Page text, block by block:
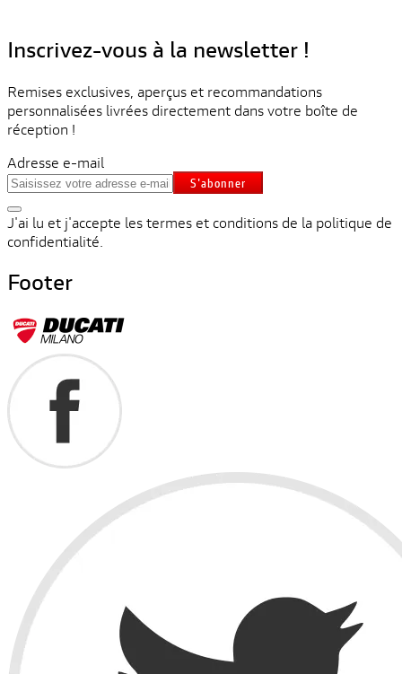
Inscrivez-vous à la newsletter !
Remises exclusives, aperçus et recommandations
personnalisées livrées directement dans votre boîte de
réception !
Adresse e-mail
S'abonner
J'ai lu et j'accepte les termes et conditions de la politique de
confidentialité.
Footer